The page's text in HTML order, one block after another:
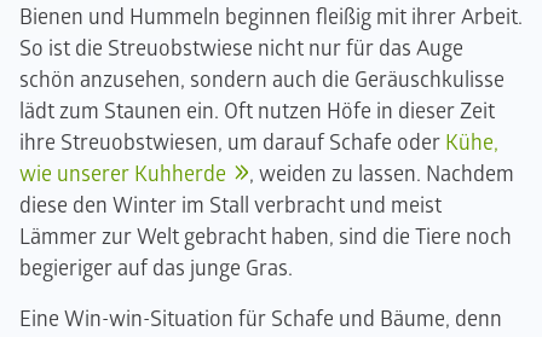
Bienen und Hummeln beginnen fleißig mit ihrer Arbeit.
So ist die Streuobstwiese nicht nur für das Auge
schön anzusehen, sondern auch die Geräuschkulisse
lädt zum Staunen ein. Oft nutzen Höfe in dieser Zeit
ihre Streuobstwiesen, um darauf Schafe oder Kühe,
wie unserer Kuhherde
, weiden zu lassen. Nachdem
diese den Winter im Stall verbracht und meist
Lämmer zur Welt gebracht haben, sind die Tiere noch
begieriger auf das junge Gras.
Eine Win-win-Situation für Schafe und Bäume, denn